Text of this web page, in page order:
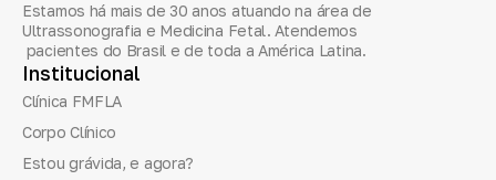
Estamos há mais de 30 anos atuando na área de
Ultrassonografia e Medicina Fetal. Atendemos
pacientes do Brasil e de toda a América Latina.
Institucional
Clínica FMFLA
Corpo Clínico
Estou grávida, e agora?